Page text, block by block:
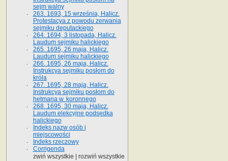
sejm walny
263. 1693, 15 września, Halicz.
Protestacya z powodu zerwania
sejmiku deputackiego
264. 1694, 3 listopada, Halicz.
Laudum sejmiku halickiego
265. 1695, 26 maja, Halicz.
Laudum sejmiku halickiego
266. 1695, 26 maja, Halicz.
Instrukcya sejmiku posłom do
króla
267. 1695, 28 maja, Halicz.
Instrukcya sejmiku posłom do
hetmana w. koronnego
268. 1695, 30 maja, Halicz.
Laudum elekcyjne podsędka
halickiego
Indeks nazw osób i
miejscowości
Indeks rzeczowy
Corrigenda
zwiń wszystkie
rozwiń wszystkie